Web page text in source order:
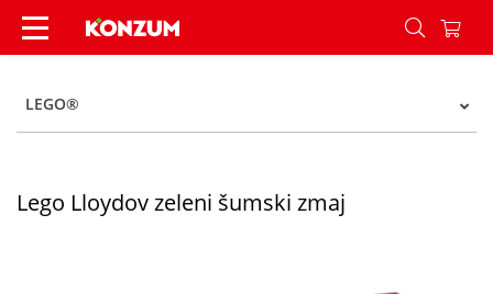
Lego Lloydov zeleni šumski zmaj - Konzum
LEGO®
Lego Lloydov zeleni šumski zmaj